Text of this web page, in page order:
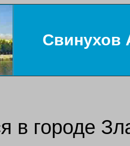
Свинухов
в городе